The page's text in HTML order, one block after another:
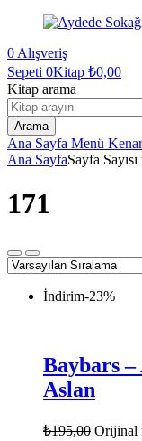
0 Alışveriş
Sepeti 0Kitap ₺0,00
Kitap arama
Arama
Ana Sayfa Menü
Ana SayfaSayfa
171
İndirim-23%
Baybars –
Aslan
₺195,00 Orijinal